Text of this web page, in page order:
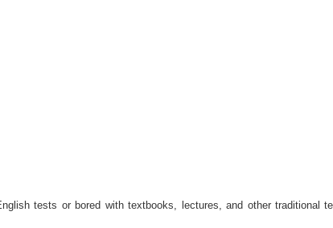
tests or bored with textbooks, lectures, and other